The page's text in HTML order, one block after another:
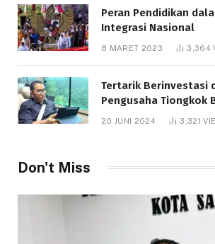
Peran Pendidikan
Integrasi Nasional
8 MARET 2023 3,364
Tertarik Berinvestasi
Pengusaha Tiongkok
1.000 Hektare
20 JUNI 2024 3,321
Don't Miss